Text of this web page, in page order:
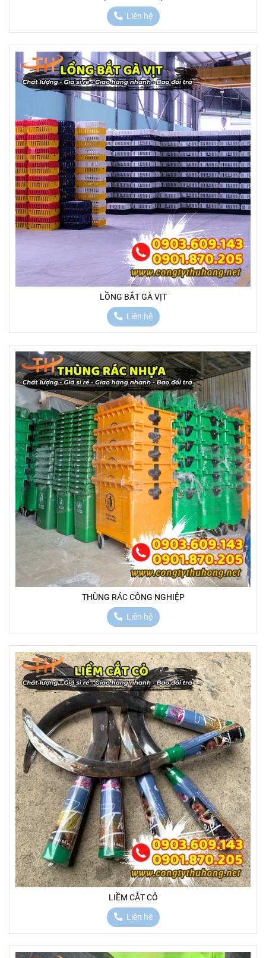
Liên hệ
LỒNG BẮT GÀ VỊT
Liên hệ
THÙNG RÁC CÔNG NGHIỆP
Liên hệ
LIỀM CẮT CỎ
Liên hệ